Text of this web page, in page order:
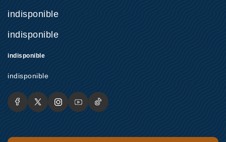
indisponible
indisponible
indisponible
indisponible